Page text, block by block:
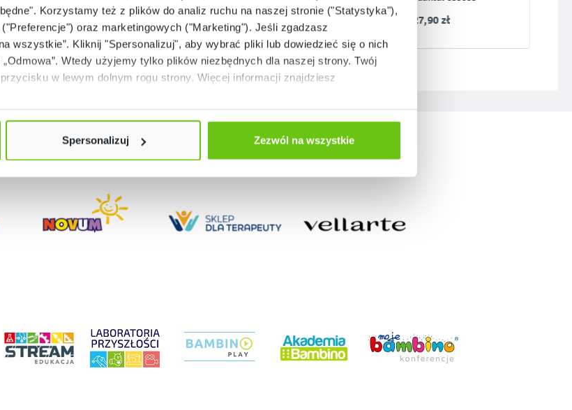
Korzystamy też z plików do analiz ruchu na naszej stronie ("Statystyka"),
oraz marketingowych ("Marketing"). Jeśli zgadzasz
wszystkie”. Kliknij "Spersonalizuj", aby wybrać pliki lub dowiedzieć się o nich
Wtedy użyjemy tylko plików niezbędnych dla naszej strony. Twój
w lewym dolnym rogu strony. Więcej informacji znajdziesz
Spersonalizuj Zezwól na wszystkie
zł 139,90 zł 27,90 zł